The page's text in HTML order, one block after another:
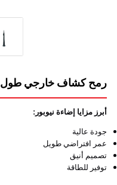
رمح كشاف خارجي طول 21 سم نيوباور
أبرز مزايا إضاءة نيوبور:
جودة عالية
عمر افتراضي طويل
تصميم أنيق
توفير للطاقة